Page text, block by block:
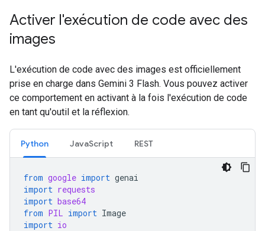
Activer l'exécution de code avec des
images
L'exécution de code avec des images est officiellement
prise en charge dans Gemini 3 Flash. Vous pouvez activer
ce comportement en activant à la fois l'exécution de code
en tant qu'outil et la réflexion.
Python JavaScript REST
from google import genai
import requests
import base64
from PIL import Image
import io